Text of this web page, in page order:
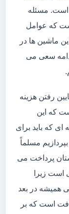
است. مسئله
که عوامل
ماشین ها در
سعی می
رفتن هزینه
که این
ای که باید برای
مسلماً
پرداخت می
است زیرا
همیشه در بعد
است که بر